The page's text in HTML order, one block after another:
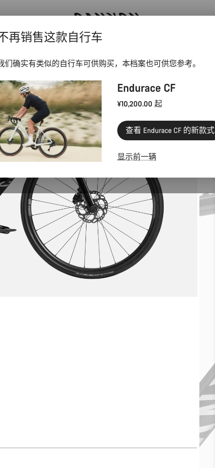
通过 Canyon 新闻通讯享受优惠
再销售这款自行车
们确实有类似的自行车可供购买，本档案也可供您参考。
Endurace CF
¥10,200.00 起
查看 Endurace CF 的新款式
显示前一辆